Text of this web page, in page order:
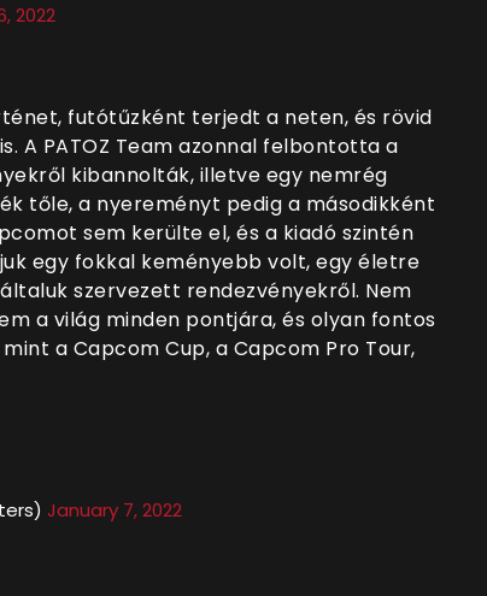
2022
futótűzként terjedt a neten, és rövid
A PATOZ Team azonnal felbontotta a
kibannolták, illetve egy nemrég
tőle, a nyereményt pedig a másodikként
sem kerülte el, és a kiadó szintén
egy fokkal keményebb volt, egy életre
szervezett rendezvényekről. Nem
a világ minden pontjára, és olyan fontos
a Capcom Cup, a Capcom Pro Tour,
January 7, 2022